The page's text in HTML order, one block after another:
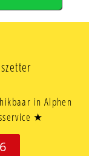
in Alphen
★